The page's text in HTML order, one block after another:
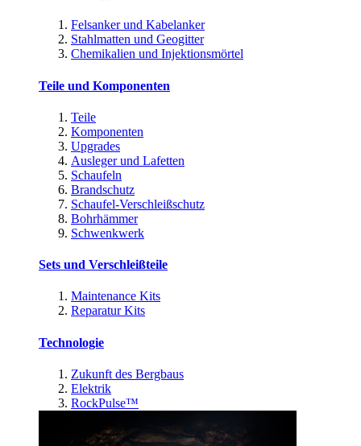
Felsanker und Kabelanker
Stahlmatten und Geogitter
Chemikalien und Injektionsmörtel
Teile und Komponenten
Teile
Komponenten
Upgrades
Ausleger und Lafetten
Schaufeln
Brandschutz
Schaufel-Verschleißschutz
Bohrhämmer
Schwenkwerk
Sets und Verschleißteile
Maintenance Kits
Reparatur Kits
Technologie
Zukunft des Bergbaus
Elektrik
RockPulse™